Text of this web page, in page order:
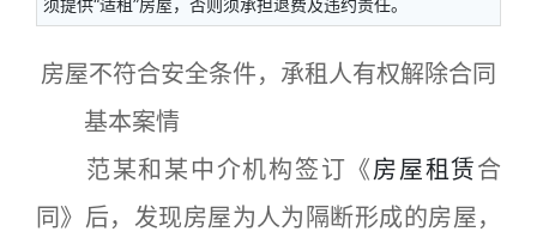
须提供“适租”房屋，否则须承担退费及违约责任。
房屋不符合安全条件，承租人有权解除合同
基本案情
范某和某中介机构签订《房屋租赁合
同》后，发现房屋为人为隔断形成的房屋，